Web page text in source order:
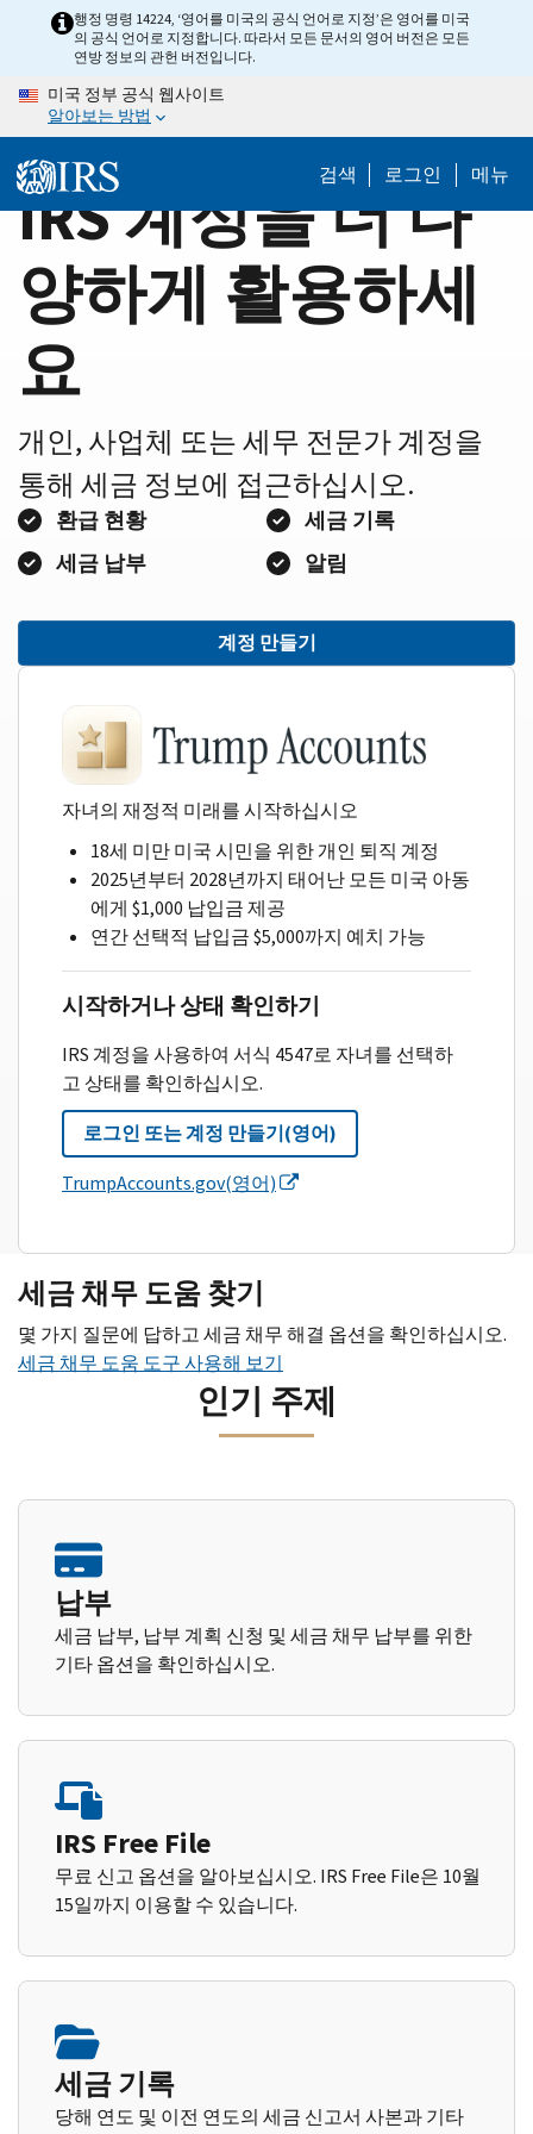
content
Home행정 명령 14224, ‘영어를 미국의 공식 언어로 지정’은 영어를 미국
의 공식 언어로 지정합니다. 따라서 모든 문서의 영어 버전은 모든
연방 정보의 관헌 버전입니다.
미국 정부 공식 웹사이트
알아보는 방법
검색 로그인 메뉴
IRS 계정을 더 다
양하게 활용하세
요
개인, 사업체 또는 세무 전문가 계정을
통해 세금 정보에 접근하십시오.
환급 현황
세금 기록
세금 납부
알림
계정 만들기
자녀의 재정적 미래를 시작하십시오
18세 미만 미국 시민을 위한 개인 퇴직 계정
2025년부터 2028년까지 태어난 모든 미국 아동
에게 $1,000 납입금 제공
연간 선택적 납입금 $5,000까지 예치 가능
시작하거나 상태 확인하기
IRS 계정을 사용하여 서식 4547로 자녀를 선택하
고 상태를 확인하십시오.
로그인 또는 계정 만들기(영어)
TrumpAccounts.gov(영어)
세금 채무 도움 찾기
몇 가지 질문에 답하고 세금 채무 해결 옵션을 확인하십시오.
세금 채무 도움 도구 사용해 보기
인기 주제
납부
세금 납부, 납부 계획 신청 및 세금 채무 납부를 위한
기타 옵션을 확인하십시오.
IRS Free File
무료 신고 옵션을 알아보십시오. IRS Free File은 10월
15일까지 이용할 수 있습니다.
세금 기록
당해 연도 및 이전 연도의 세금 신고서 사본과 기타